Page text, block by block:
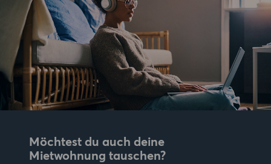
Möchtest du auch deine
Mietwohnung tauschen?